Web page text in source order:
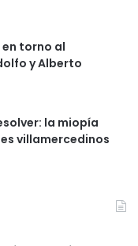
torno al
y Alberto
la miopía
villamercedinos